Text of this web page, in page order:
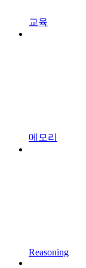
교육
메모리
Reasoning